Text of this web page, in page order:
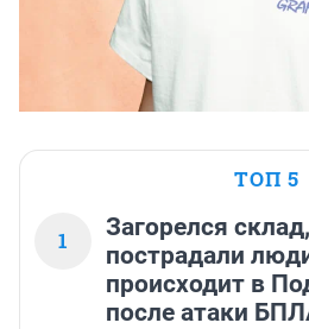
ТОП 5
1
Загорелся
пострадали
происходит в
после атаки